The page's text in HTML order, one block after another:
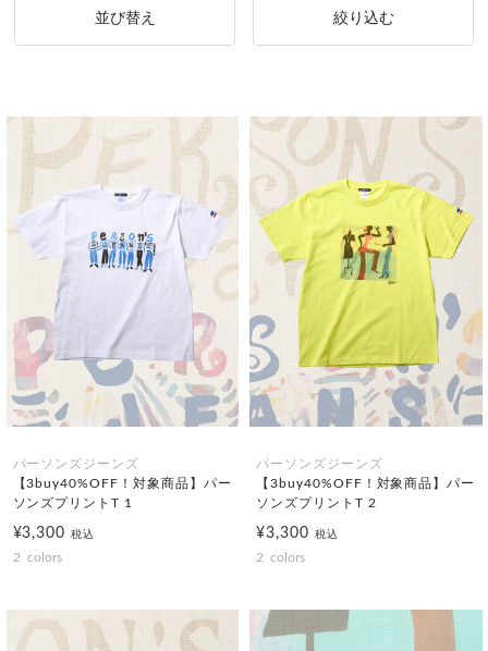
並び替え 絞り込む
パーソンズジーンズ
【3buy40%OFF！対象商品】パー
ソンズプリントT 1
¥3,300税込
2 colors
パーソンズジーンズ
【3buy40%OFF！対象商品】パー
ソンズプリントT 2
¥3,300 税込
2 colors